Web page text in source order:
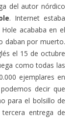
del autor nórdico
. Internet estaba
acababa en el
daban por muerto.
el 15 de octubre
como todas las
ejemplares en
decir que
para el bolsillo de
entrega de